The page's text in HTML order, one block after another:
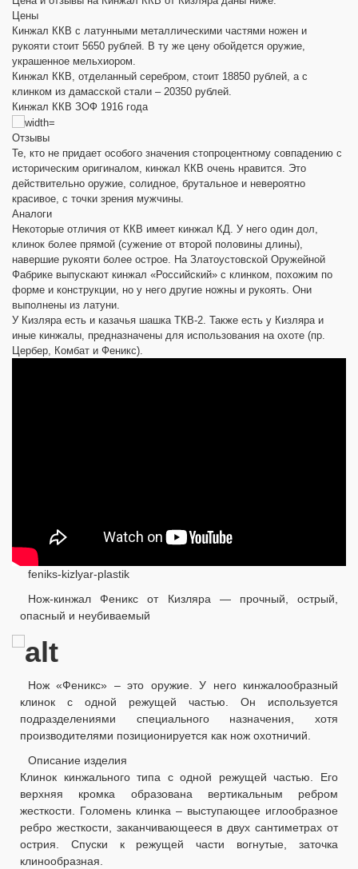
Цены
Кинжал ККВ с латунными металлическими частями ножен и
рукояти стоит 5650 рублей. В ту же цену обойдется оружие,
украшенное мельхиором.
Кинжал ККВ, отделанный серебром, стоит 18850 рублей, а с
клинком из дамасской стали – 20350 рублей.
Кинжал ККВ ЗОФ 1916 года
Отзывы
Те, кто не придает особого значения стопроцентному совпадению с
историческим оригиналом, кинжал ККВ очень нравится. Это
действительно оружие, солидное, брутальное и невероятно
красивое, с точки зрения мужчины.
Аналоги
Некоторые отличия от ККВ имеет кинжал КД. У него один дол,
клинок более прямой (сужение от второй половины длины),
навершие рукояти более острое. На Златоустовской Оружейной
Фабрике выпускают кинжал «Российский» с клинком, похожим по
форме и конструкции, но у него другие ножны и рукоять. Они
выполнены из латуни.
У Кизляра есть и казачья шашка ТКВ-2. Также есть у Кизляра и
иные кинжалы, предназначены для использования на охоте (пр.
Цербер, Комбат и Феникс).
feniks-kizlyar-plastik
Нож-кинжал Феникс от Кизляра — прочный, острый,
опасный и неубиваемый
Нож «Феникс» – это оружие. У него кинжалообразный
клинок с одной режущей частью. Он используется
подразделениями специального назначения, хотя
производителями позиционируется как нож охотничий.
Описание изделия
Клинок кинжального типа с одной режущей частью. Его
верхняя кромка образована вертикальным ребром
жесткости. Голомень клинка – выступающее иглообразное
ребро жесткости, заканчивающееся в двух сантиметрах от
острия. Спуски к режущей части вогнутые, заточка
клинообразная.